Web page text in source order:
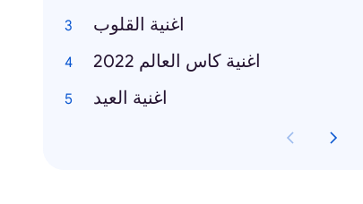
اغنية القلوب
اغنية كاس العالم 2022
اغنية العيد